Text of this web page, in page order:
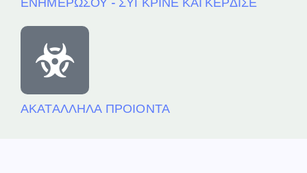
ΑΚΑΤΑΛΛΗΛΑ ΠΡΟΙΟΝΤΑ